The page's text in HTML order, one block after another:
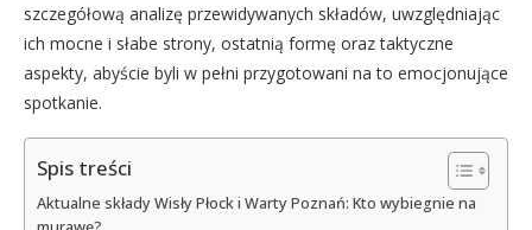
szczegółową analizę przewidywanych składów, uwzględniając
ich mocne i słabe strony, ostatnią formę oraz taktyczne
aspekty, abyście byli w pełni przygotowani na to emocjonujące
spotkanie.
Spis treści
Aktualne składy Wisły Płock i Warty Poznań: Kto wybiegnie na